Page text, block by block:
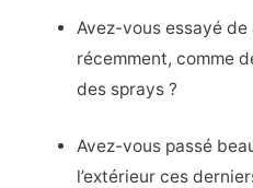
Avez-vous essayé
récemment, comme
des sprays ?
Avez-vous passé
l’extérieur ces